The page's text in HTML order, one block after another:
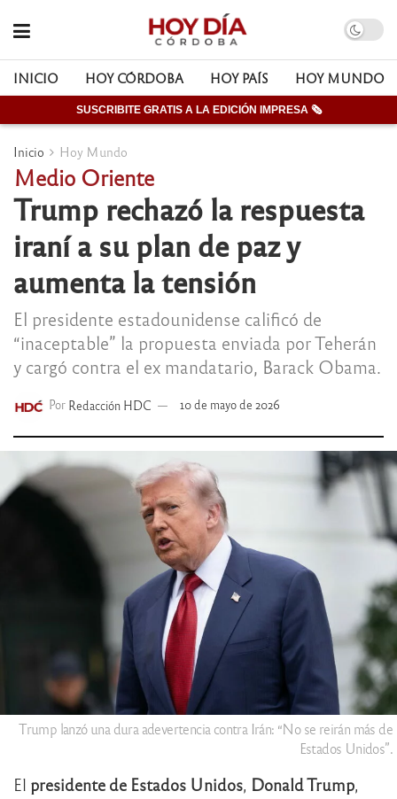
INICIO HOY CÓRDOBA HOY PAÍS HOY MUNDO
SUSCRIBITE GRATIS A LA EDICIÓN IMPRESA 🗞
Inicio Hoy Mundo
Medio Oriente
Trump rechazó la respuesta
iraní a su plan de paz y
aumenta la tensión
El presidente estadounidense calificó de
“inaceptable” la propuesta enviada por Teherán
y cargó contra el ex mandatario, Barack Obama.
Por Redacción HDC 10 de mayo de 2026
Trump lanzó una dura adevertencia contra Irán: “No se reirán más de
Estados Unidos”.
El presidente de Estados Unidos, Donald Trump,